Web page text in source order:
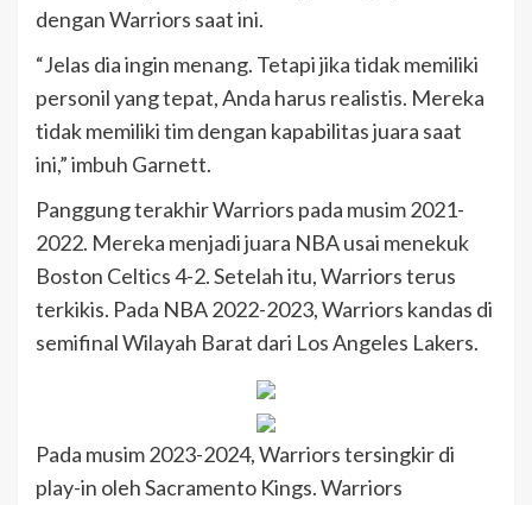
dengan Warriors saat ini.
“Jelas dia ingin menang. Tetapi jika tidak memiliki
personil yang tepat, Anda harus realistis. Mereka
tidak memiliki tim dengan kapabilitas juara saat
ini,” imbuh Garnett.
Panggung terakhir Warriors pada musim 2021-
2022. Mereka menjadi juara NBA usai menekuk
Boston Celtics 4-2. Setelah itu, Warriors terus
terkikis. Pada NBA 2022-2023, Warriors kandas di
semifinal Wilayah Barat dari Los Angeles Lakers.
Pada musim 2023-2024, Warriors tersingkir di
play-in oleh Sacramento Kings. Warriors